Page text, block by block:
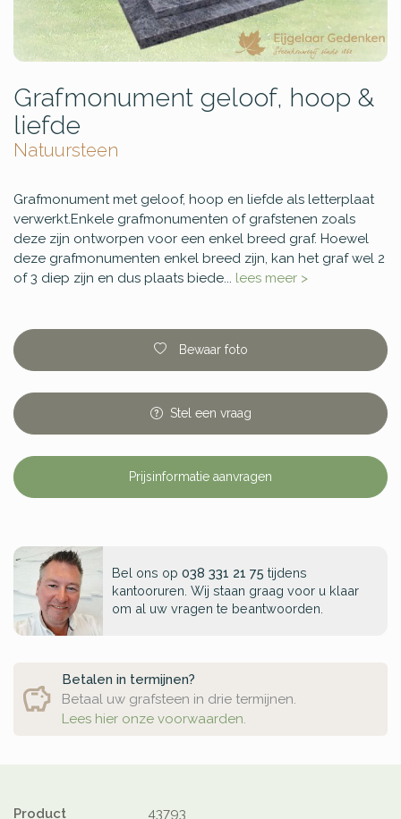
Grafmonument geloof, hoop &
liefde
Natuursteen
Grafmonument met geloof, hoop en liefde als letterplaat
verwerkt.Enkele grafmonumenten of grafstenen zoals
deze zijn ontworpen voor een enkel breed graf. Hoewel
deze grafmonumenten enkel breed zijn, kan het graf wel 2
of 3 diep zijn en dus plaats biede... lees meer >
Bewaar foto
Stel een vraag
Prijsinformatie aanvragen
Bel ons op 038 331 21 75 tijdens
kantooruren. Wij staan graag voor u klaar
om al uw vragen te beantwoorden.
Betalen in termijnen?
Betaal uw grafsteen in drie termijnen.
Lees hier onze voorwaarden.
Product 43793